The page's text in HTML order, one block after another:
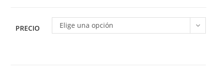
PRECIO Elige una opción